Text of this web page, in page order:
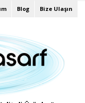
Blog Bize Ulaşın